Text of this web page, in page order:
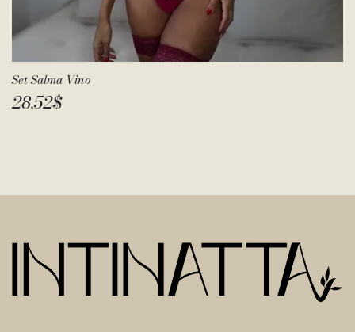
Set Salma Vino
28.52$